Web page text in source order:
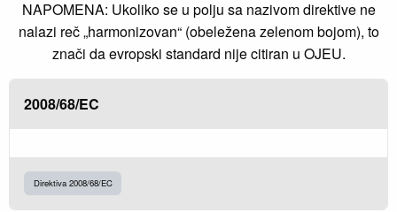
NAPOMENA: Ukoliko se u polju sa nazivom direktive ne
nalazi reč „harmonizovan“ (obeležena zelenom bojom), to
znači da evropski standard nije citiran u OJEU.
2008/68/EC
Direktiva 2008/68/EC